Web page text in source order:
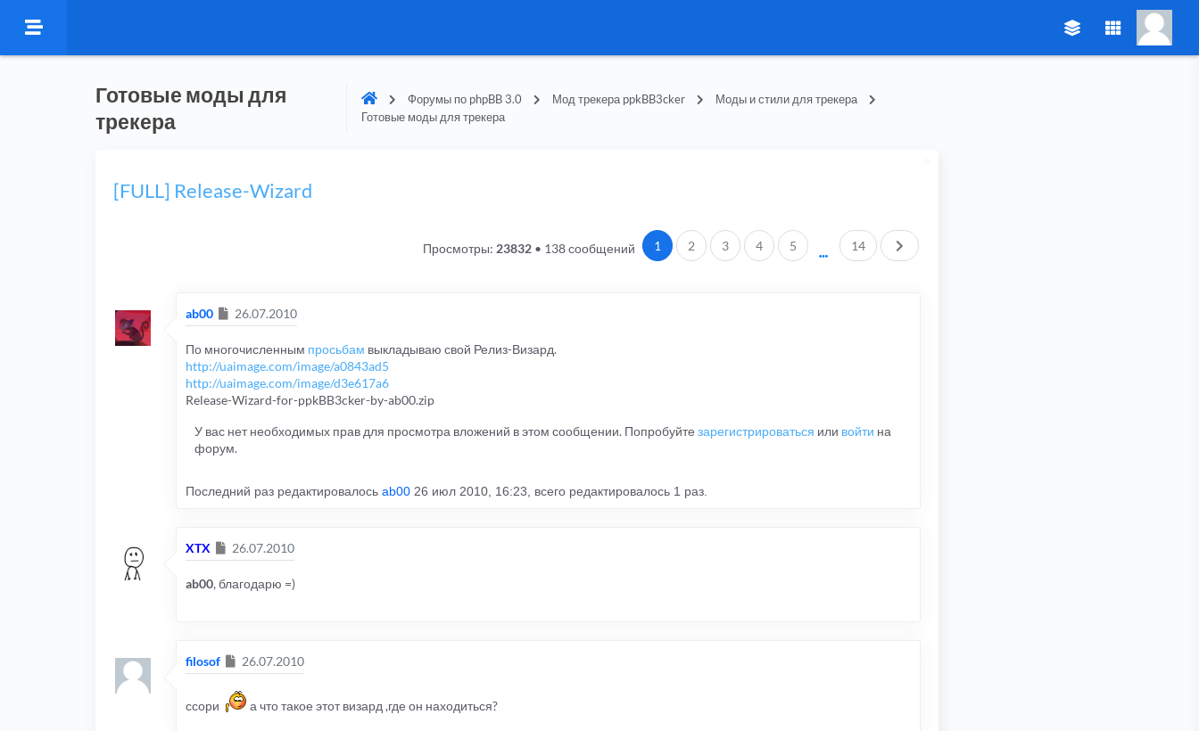
Готовые моды для
трекера
Форумы по phpBB 3.0 Мод трекера ppkBB3cker
Моды и стили для трекера
Готовые моды для трекера
[FULL] Release-Wizard
138 сообщений 1 2 3 4 5 14 След.
Просмотры: 23832 •
ab00 Сообщение
26.07.2010
По многочисленным просьбам выкладываю свой Релиз-Визард.
http://uaimage.com/image/a0843ad5
http://uaimage.com/image/d3e617a6
Release-Wizard-for-ppkBB3cker-by-ab00.zip
У вас нет необходимых прав для просмотра вложений в этом сообщении. Попробуйте зарегистрироваться или войти на
форум.
Последний раз редактировалось ab00 26 июл 2010, 16:23, всего редактировалось 1 раз.
XTX Сообщение
26.07.2010
ab00, благодарю =)
filosof Сообщение
26.07.2010
ссори а что такое этот визард ,где он находиться?